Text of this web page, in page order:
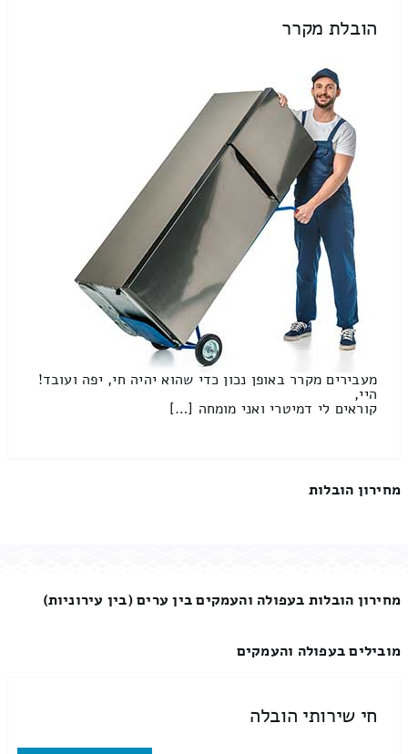
הובלת מקרר
מעבירים מקרר באופן נכון כדי שהוא יהיה חי, יפה ועובד!
היי,
קוראים לי דמיטרי ואני מומחה […]
מחירון הובלות
מחירון הובלות בעפולה והעמקים בין ערים (בין עירוניות)
מובילים בעפולה והעמקים
חי שירותי הובלה